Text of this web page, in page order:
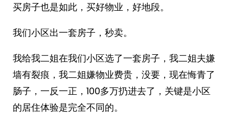
买房子也是如此，买好物业，好地段。
我们小区出一套房子，秒卖。
我给我二姐在我们小区选了一套房子，我二姐夫嫌
墙有裂痕，我二姐嫌物业费贵，没要，现在悔青了
肠子，一反一正，100多万扔进去了，关键是小区
的居住体验是完全不同的。